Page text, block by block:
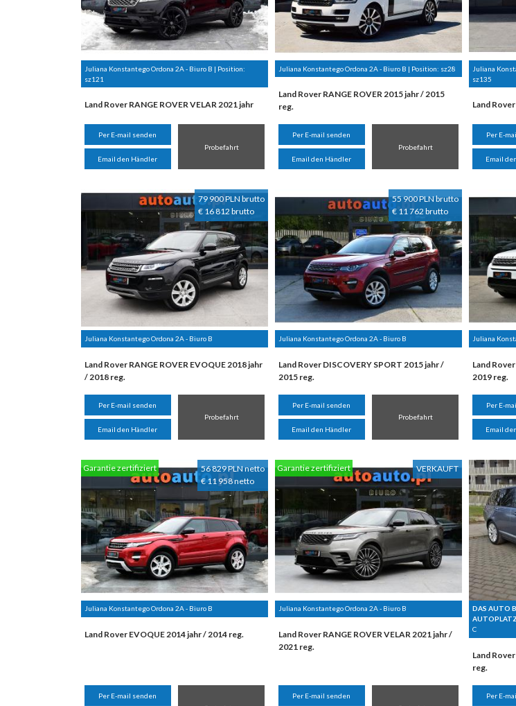
Juliana Konstantego Ordona 2A - Biuro B | Position:
sz121
Land Rover RANGE ROVER VELAR 2021 jahr
Per E-mail senden
Email den Händler
Probefahrt
Juliana Konstantego Ordona 2A - Biuro B | Position: sz28
Land Rover RANGE ROVER 2015 jahr / 2015
reg.
Per E-mail senden
Email den Händler
Probefahrt
Juliana
sz135
Land
Per E-
Email
79 900 PLN brutto
€ 16 812 brutto
Juliana Konstantego Ordona 2A - Biuro B
Land Rover RANGE ROVER EVOQUE 2018 jahr
/ 2018 reg.
Per E-mail senden
Email den Händler
Probefahrt
55 900 PLN brutto
€ 11 762 brutto
Juliana Konstantego Ordona 2A - Biuro B
Land Rover DISCOVERY SPORT 2015 jahr /
2015 reg.
Per E-mail senden
Email den Händler
Probefahrt
Juliana
Land
2019 reg.
Per E-
Email
56 829 PLN netto
€ 11 958 netto
Garantie zertifiziert
Juliana Konstantego Ordona 2A - Biuro B
Land Rover EVOQUE 2014 jahr / 2014 reg.
Per E-mail senden
VERKAUFT
Garantie zertifiziert
Juliana Konstantego Ordona 2A - Biuro B
Land Rover RANGE ROVER VELAR 2021 jahr /
2021 reg.
Per E-mail senden
DAS AUTO
C
Land
reg.
Per E-